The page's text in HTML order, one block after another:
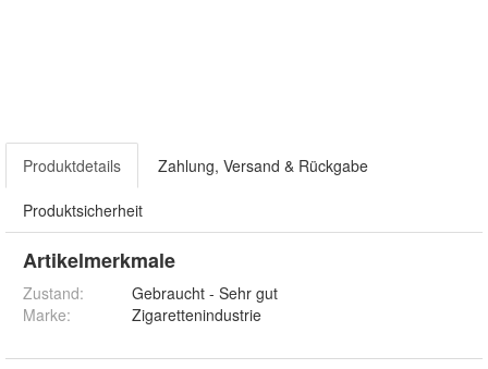
Produktdetails Zahlung, Versand & Rückgabe
Produktsicherheit
Artikelmerkmale
Zustand:
Gebraucht - Sehr gut
Marke:
Zigarettenindustrie